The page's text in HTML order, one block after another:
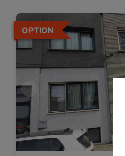
OPTION